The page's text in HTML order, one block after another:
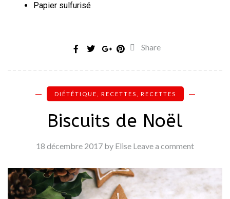
Papier sulfurisé
Share
DIÉTÉTIQUE RECETTES RECETTES
Biscuits de Noël
18 décembre 2017 by Elise Leave a comment